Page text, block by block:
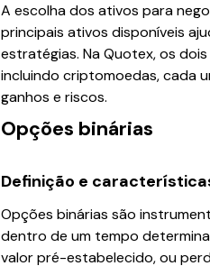
A escolha dos ativos para
principais ativos disponíveis
estratégias. Na Quotex, os
incluindo criptomoedas, cada
ganhos e riscos.
Opções binárias
Definição e
Opções binárias são
dentro de um tempo
valor pré-estabelecido, ou